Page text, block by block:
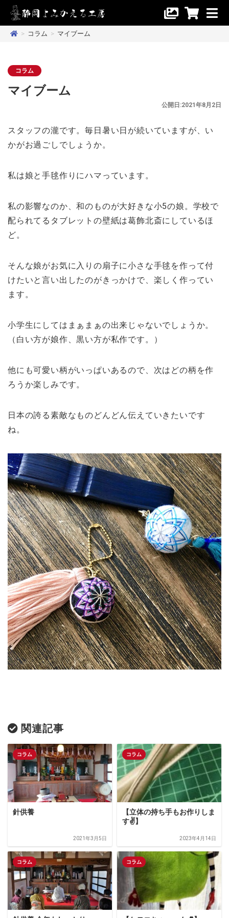
> コラム > マイブーム
コラム
マイブーム
公開日:2021年8月2日
スタッフの瀧です。毎日暑い日が続いていますが、い
かがお過ごしでしょうか。
私は娘と手毬作りにハマっています。
私の影響なのか、和のものが大好きな小5の娘。学校で
配られてるタブレットの壁紙は葛飾北斎にしているほ
ど。
そんな娘がお気に入りの扇子に小さな手毬を作って付
けたいと言い出したのがきっかけで、楽しく作ってい
ます。
小学生にしてはまぁまぁの出来じゃないでしょうか。
（白い方が娘作、黒い方が私作です。）
他にも可愛い柄がいっぱいあるので、次はどの柄を作
ろうか楽しみです。
日本の誇る素敵なものどんどん伝えていきたいです
ね。
関連記事
コラム
針供養
2021年3月5日
コラム
【立体の持ち手もお作りしま
す✌️】
2023年4月14日
コラム コラム